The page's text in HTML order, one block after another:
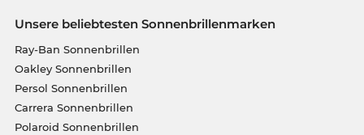
Unsere beliebtesten Sonnenbrillenmarken
Ray-Ban Sonnenbrillen
Oakley Sonnenbrillen
Persol Sonnenbrillen
Carrera Sonnenbrillen
Polaroid Sonnenbrillen